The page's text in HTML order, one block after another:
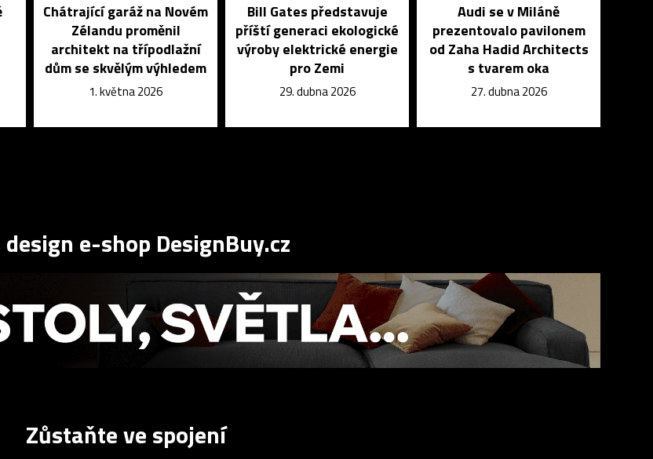
Chátrající garáž na Novém
Zélandu proměnil
architekt na třípodlažní
dům se skvělým výhledem
1. května 2026
Bill Gates představuje
příští generaci ekologické
výroby elektrické energie
pro Zemi
29. dubna 2026
Audi se v Miláně
prezentovalo pavilonem
od Zaha Hadid Architects
s tvarem oka
27. dubna 2026
design e-shop DesignBuy.cz
Zůstaňte ve spojení